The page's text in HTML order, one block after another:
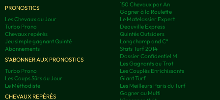
PRONOSTICS
Les Chevaux du Jour
Turbo Prono
Chevaux repérés
Jeu simple gagnant Quinté
Abonnements
S'ABONNER AUX PRONOSTICS
Turbo Prono
Les Coups Sûrs du Jour
Le Méthodiste
CHEVAUX REPÉRÉS
150 Chevaux par An
Gagner à la Roulette
Le Matelassier Expert
Deauville Express
Quintés Outsiders
Longchamp and C°
Stats Turf 2014
Dossier Confidentiel MI
Les Gagnants au Trot
Les Couplés Enrichissants
Giant Turf
Les Meilleurs Paris du Turf
Gagner au Multi